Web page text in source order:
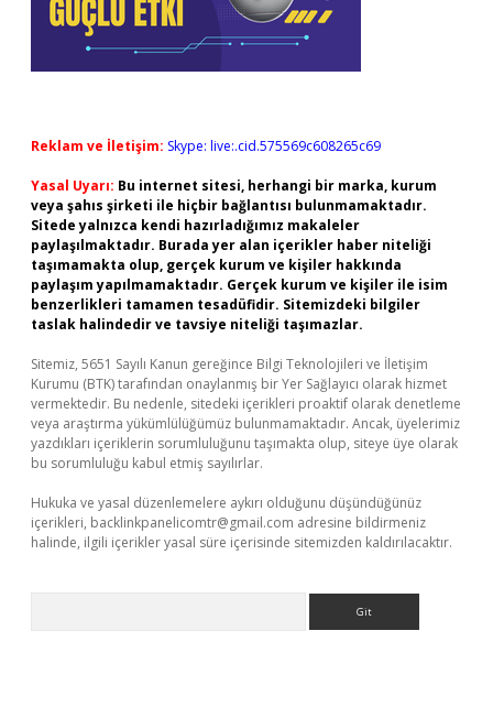
Reklam ve İletişim: Skype: live:.cid.575569c608265c69
Yasal Uyarı: Bu internet sitesi, herhangi bir marka, kurum
veya şahıs şirketi ile hiçbir bağlantısı bulunmamaktadır.
Sitede yalnızca kendi hazırladığımız makaleler
paylaşılmaktadır. Burada yer alan içerikler haber niteliği
taşımamakta olup, gerçek kurum ve kişiler hakkında
paylaşım yapılmamaktadır. Gerçek kurum ve kişiler ile isim
benzerlikleri tamamen tesadüfidir. Sitemizdeki bilgiler
taslak halindedir ve tavsiye niteliği taşımazlar.
Sitemiz, 5651 Sayılı Kanun gereğince Bilgi Teknolojileri ve İletişim
Kurumu (BTK) tarafından onaylanmış bir Yer Sağlayıcı olarak hizmet
vermektedir. Bu nedenle, sitedeki içerikleri proaktif olarak denetleme
veya araştırma yükümlülüğümüz bulunmamaktadır. Ancak, üyelerimiz
yazdıkları içeriklerin sorumluluğunu taşımakta olup, siteye üye olarak
bu sorumluluğu kabul etmiş sayılırlar.
Hukuka ve yasal düzenlemelere aykırı olduğunu düşündüğünüz
içerikleri, backlinkpanelicomtr@gmail.com adresine bildirmeniz
halinde, ilgili içerikler yasal süre içerisinde sitemizden kaldırılacaktır.